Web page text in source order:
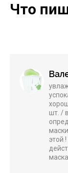
Что
шт. /
этой